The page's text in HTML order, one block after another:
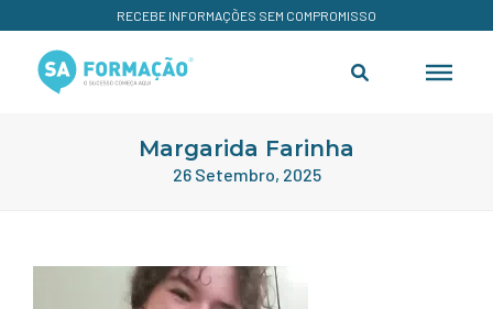
RECEBE INFORMAÇÕES SEM COMPROMISSO
Margarida Farinha
26 Setembro, 2025